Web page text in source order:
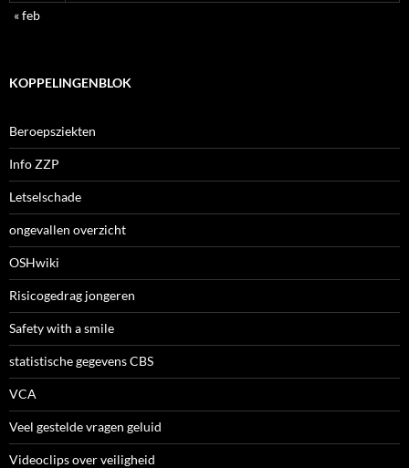
« feb
KOPPELINGENBLOK
Beroepsziekten
Info ZZP
Letselschade
ongevallen overzicht
OSHwiki
Risicogedrag jongeren
Safety with a smile
statistische gegevens CBS
VCA
Veel gestelde vragen geluid
Videoclips over veiligheid